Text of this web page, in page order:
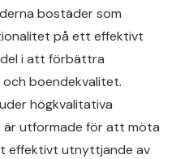
bostäder som
på ett effektivt
i att förbättra
boendekvalitet.
högkvalitativa
är utformade för att möta
effektivt utnyttjande av